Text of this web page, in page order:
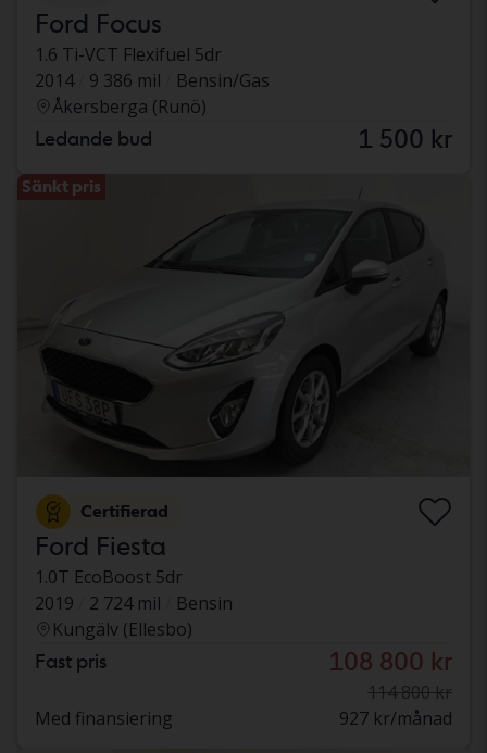
Ford Focus
1.6 Ti-VCT Flexifuel 5dr
2014
9 386 mil
Bensin/Gas
Åkersberga (Runö)
Ledande bud 1 500 kr
Sänkt pris
Certifierad
Ford Fiesta
1.0T EcoBoost 5dr
2019
2 724 mil
Bensin
Kungälv (Ellesbo)
Fast pris 108 800 kr
114 800 kr
Med finansiering
927 kr/månad